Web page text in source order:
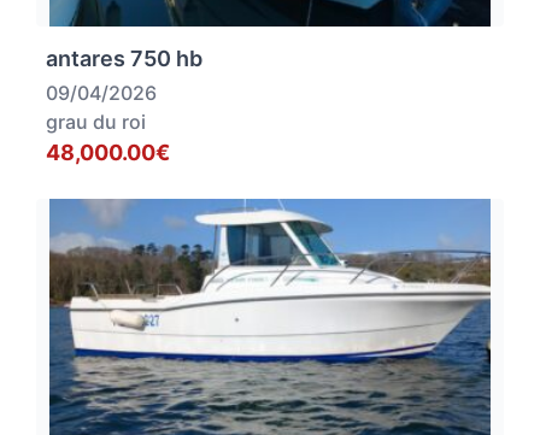
antares 750 hb
09/04/2026
grau du roi
48,000.00€